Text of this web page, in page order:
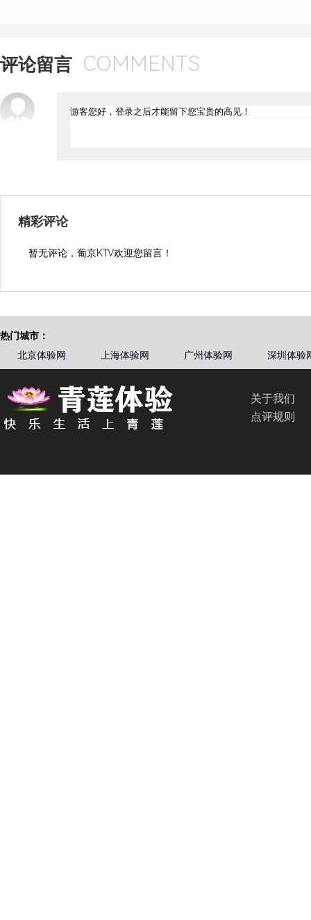
评论留言 COMMENTS
精彩评论
暂无评论，葡京KTV欢迎您留言！
热门城市：
北京体验网
上海体验网 广州体验网 深圳体验
关于我们
点评规则